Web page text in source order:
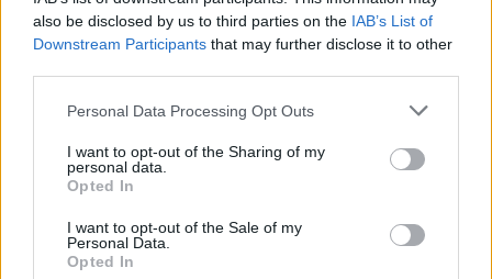
also be disclosed by us to third parties on the IAB’s List of
Downstream Participants that may further disclose it to other
Please note that this website/app uses one or more Google
not limited to your visit or usage behaviour. You may click to
grant or deny consent to Google and its third-party tags to
use your data for below specified purposes in below Google
consent section.
Personal Data Processing Opt Outs
I want to opt-out of the Sharing of my
personal data.
Opted In
I want to opt-out of the Sale of my
Personal Data.
Opted In
Zombrex: Dead Rising Sun, los tres
primeros episodios de la serie
precuela de Dead Rising 2 ya
disponibles
30 abril, 2020
Dead Rising 2: nuevo vídeo con la
boda más gore y friki (Act: vídeo
29 abril, 2020